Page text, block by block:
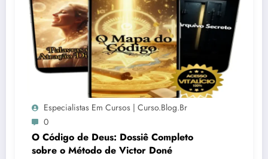
Especialistas Em Cursos | Curso.blog.br
0
O Código de Deus: Dossiê Completo
sobre o Método de Victor Doné